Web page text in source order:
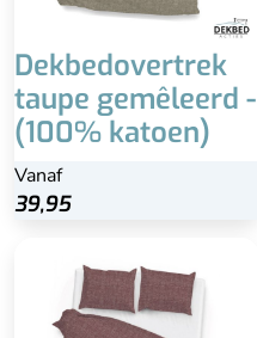
Dekbedovertrek
taupe gemêleerd -
(100% katoen)
Vanaf
39,95